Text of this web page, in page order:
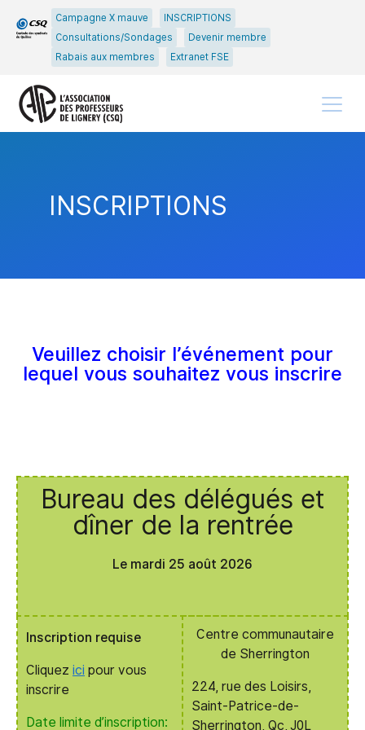
Passer
au
principal
Passer
au
Campagne X mauve
INSCRIPTIONS
Consultations/Sondages
Devenir membre
Rabais aux membres
Extranet FSE
INSCRIPTIONS
Veuillez choisir l’événement pour
lequel vous souhaitez vous inscrire
Bureau des délégués et
dîner de la rentrée
Le mardi 25 août 2026
Inscription requise
Cliquez ici pour vous
inscrire
Date limite d’inscription:
Centre communautaire
de Sherrington
224, rue des Loisirs,
Saint-Patrice-de-
Sherrington, Qc, J0L